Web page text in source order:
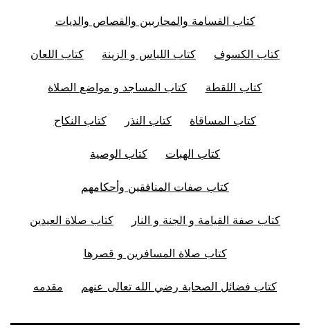
كتاب القسامة والمحاربين والقصاص والديات
كتاب الكسوف كتاب اللباس و الزينة كتاب اللعان
كتاب اللقطة كتاب المساجد و مواضع الصلاة
كتاب المساقاة كتاب النذر كتاب النكاح
كتاب الهبات كتاب الوصية
كتاب صفات المنافقين وأحكامهم
كتاب صفة القيامة و الجنة و النار كتاب صلاة العيدين
كتاب صلاة المسافرين و قصرها
كتاب فضائل الصحابة رضي الله تعالى عنهم مقدمه